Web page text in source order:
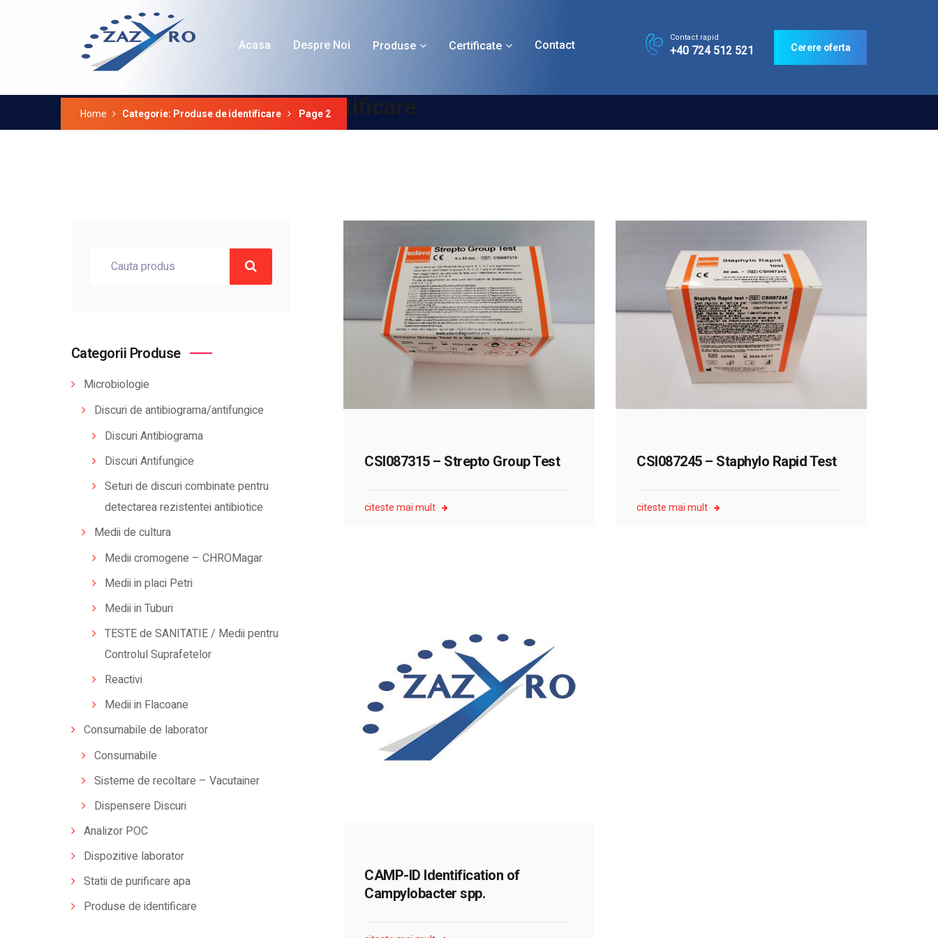
Acasa Despre Noi Produse Certificate Contact
Contact rapid
+40 724 512 521 Cerere oferta
Categorie: Produse de identificare
Home Categorie: Produse de identificare Page 2
Categorii Produse
Microbiologie
Discuri de antibiograma/antifungice
Discuri Antibiograma
Discuri Antifungice
Seturi de discuri combinate pentru
detectarea rezistentei antibiotice
Medii de cultura
Medii cromogene – CHROMagar
Medii in placi Petri
Medii in Tuburi
TESTE de SANITATIE / Medii pentru
Controlul Suprafetelor
Reactivi
Medii in Flacoane
Consumabile de laborator
Consumabile
Sisteme de recoltare – Vacutainer
Dispensere Discuri
Analizor POC
Dispozitive laborator
Statii de purificare apa
Produse de identificare
CSI087315 – Strepto Group Test
citeste mai mult
CSI087245 – Staphylo Rapid Test
citeste mai mult
CAMP-ID Identification of
Campylobacter spp.